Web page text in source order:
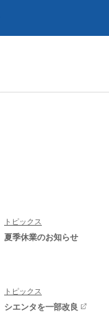
トピックス
夏季休業のお知らせ
トピックス
シエンタを一部改良